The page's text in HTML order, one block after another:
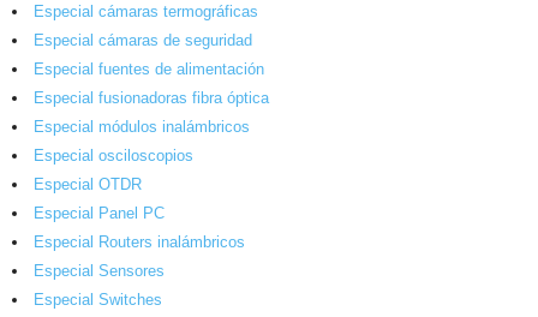
Especial cámaras termográficas
Especial cámaras de seguridad
Especial fuentes de alimentación
Especial fusionadoras fibra óptica
Especial módulos inalámbricos
Especial osciloscopios
Especial OTDR
Especial Panel PC
Especial Routers inalámbricos
Especial Sensores
Especial Switches